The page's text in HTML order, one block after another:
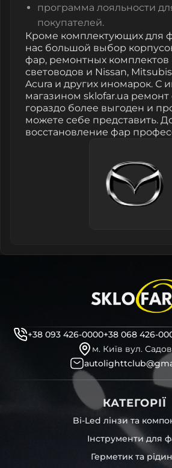
программа лояльности
покупателей.
Кроме комплектующих для
нас большой выбор
фар, ремонтных комплектов
световодов и Nissan,
Acura и других иномарок. С
магазином sklofar.ua ремонт
гораздо более выгоден и
можете себе представить.
восстановление фар
+38 093 426-0000+38 068 426-
м. Київ вул.
КАТЕГОРІЇ
Bi-Led лінзи та
Інструменти для
Герметик та